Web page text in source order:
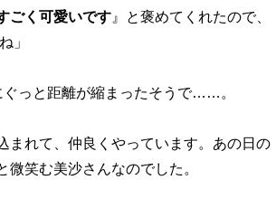
ごく可愛いです 』と褒めてくれたので、
」
っと距離が縮まったそうで……。
まれて、仲良くやっています。あの日の
笑む美沙さんなのでした。